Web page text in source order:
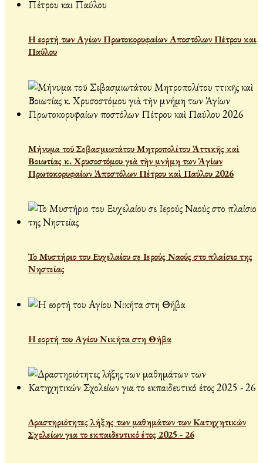
Η εορτή των Αγίων Πρωτοκορυφαίων Αποστόλων Πέτρου και
Παύλου
Μήνυμα τοῦ Σεβασμιωτάτου Μητροπολίτου Ἀττικῆς καὶ
Βοιωτίας κ. Χρυσοστόμου γιὰ τὴν μνήμη των Ἁγίων
Πρωτοκορυφαίων Ἀποστόλων Πέτρου καὶ Παύλου 2026
Το Μυστήριο του Ευχελαίου σε Ιερούς Ναούς στο πλαίσιο της
Νηστείας
Η εορτή του Αγίου Νικήτα στη Θήβα
Δραστηριότητες λήξης των μαθημάτων των Κατηχητικών
Σχολείων για το εκπαιδευτικό έτος 2025 - 26